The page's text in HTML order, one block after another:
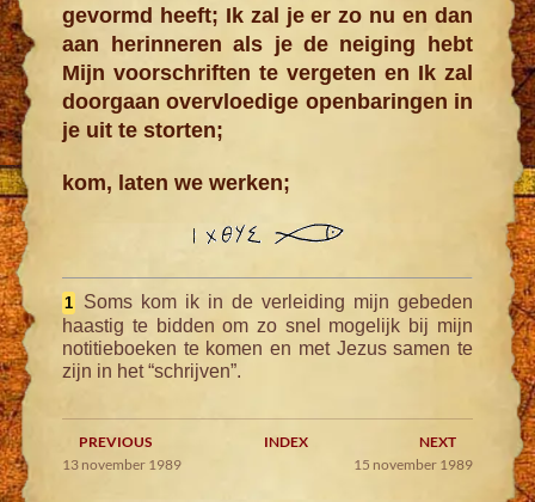
gevormd heeft; Ik zal je er zo nu en dan
aan herinneren als je de neiging hebt
Mijn voorschriften te vergeten en Ik zal
doorgaan overvloedige openbaringen in
je uit te storten;
kom, laten we werken;
1
Soms kom ik in de verleiding mijn gebeden
haastig te bidden om zo snel mogelijk bij mijn
notitieboeken te komen en met Jezus samen te
zijn in het “schrijven”.
PREVIOUS INDEX
NEXT
13 november 1989
15 november 1989